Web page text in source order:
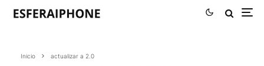
Inicio actualizar a 2.0